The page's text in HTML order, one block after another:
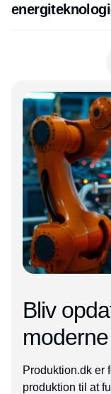
Bliv
Produktion.dk er
produktion til at